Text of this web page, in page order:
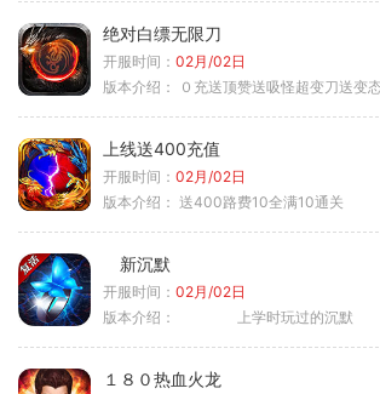
绝对白缥无限刀
开服时间： 02月/02日
版本介绍：
０充送顶赞送吸怪超变刀送变
上线送400充值
开服时间： 02月/02日
版本介绍： 送400路费10全满10通关
新沉默
开服时间： 02月/02日
版本介绍：
上学时玩过的沉
１８０热血火龙